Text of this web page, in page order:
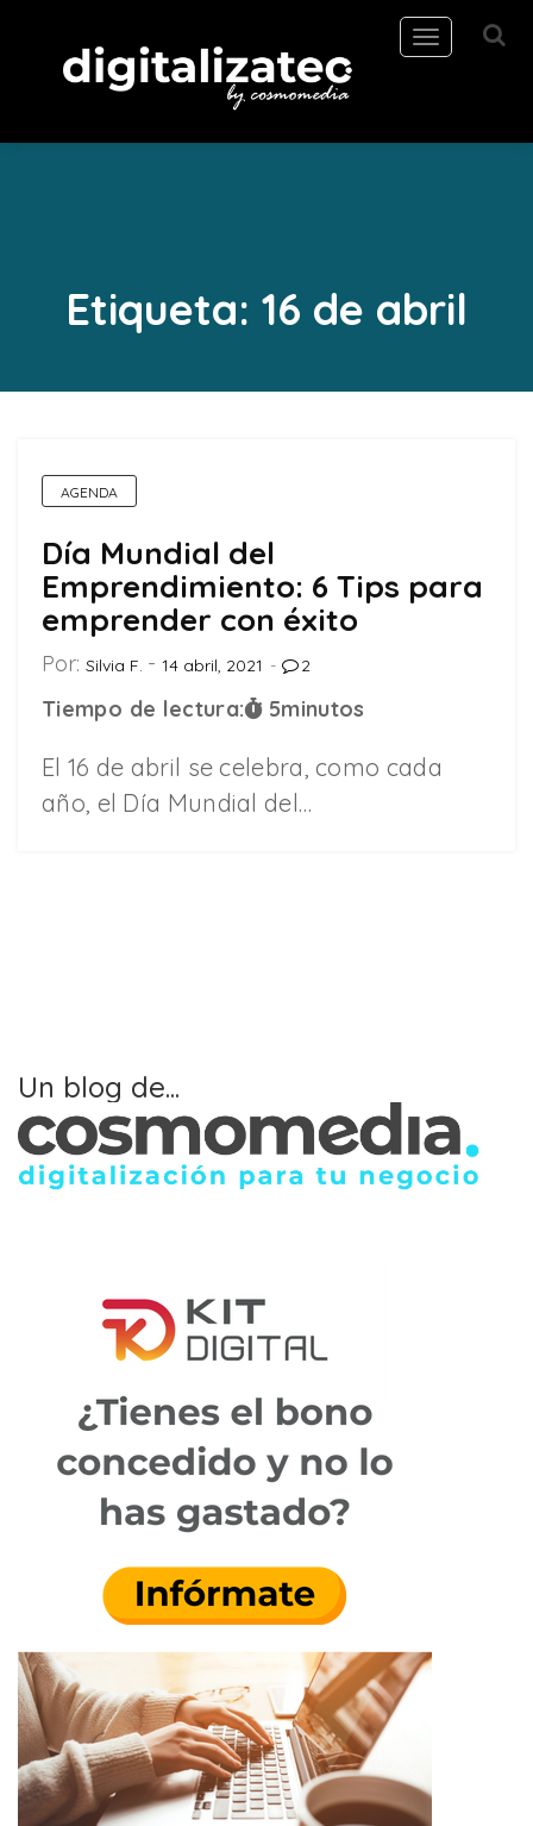
Toggle
navigation
Etiqueta: 16 de abril
AGENDA
Día Mundial del
Emprendimiento: 6 Tips para
emprender con éxito
Por: Silvia F. 14 abril, 2021 2
Tiempo de lectura: 5minutos
El 16 de abril se celebra, como cada
año, el Día Mundial del…
Un blog de...